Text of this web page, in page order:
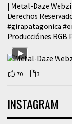
| Metal-Daze
Derechos
#girapatagonica
Producciónes RGB
70 3
INSTAGRAM